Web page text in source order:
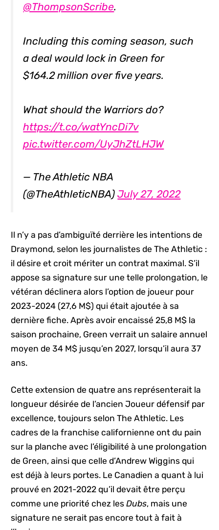
@ThompsonScribe.
Including this coming season, such
a deal would lock in Green for
$164.2 million over five years.
What should the Warriors do?
https://t.co/watYncDi7v
pic.twitter.com/UyJhZtLHJW
— The Athletic NBA
(@TheAthleticNBA)July 27, 2022
Il n’y a pas d’ambiguïté derrière les intentions de
Draymond, selon les journalistes de The Athletic :
il désire et croit mériter un contrat maximal. S’il
appose sa signature sur une telle prolongation, le
vétéran déclinera alors l’option de joueur pour
2023-2024 (27,6 M$) qui était ajoutée à sa
dernière fiche. Après avoir encaissé 25,8 M$ la
saison prochaine, Green verrait un salaire annuel
moyen de 34 M$ jusqu’en 2027, lorsqu’il aura 37
ans.
Cette extension de quatre ans représenterait la
longueur désirée de l’ancien Joueur défensif par
excellence, toujours selon The Athletic. Les
cadres de la franchise californienne ont du pain
sur la planche avec l’éligibilité à une prolongation
de Green, ainsi que celle d’Andrew Wiggins qui
est déjà à leurs portes. Le Canadien a quant à lui
prouvé en 2021-2022 qu’il devait être perçu
comme une priorité chez lesDubs, mais une
signature ne serait pas encore tout à fait à